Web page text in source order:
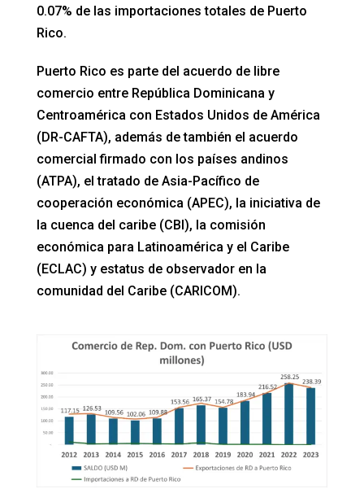
0.07% de las importaciones totales de Puerto
Rico.
Puerto Rico es parte del acuerdo de libre
comercio entre República Dominicana y
Centroamérica con Estados Unidos de América
(DR-CAFTA), además de también el acuerdo
comercial firmado con los países andinos
(ATPA), el tratado de Asia-Pacífico de
cooperación económica (APEC), la iniciativa de
la cuenca del caribe (CBI), la comisión
económica para Latinoamérica y el Caribe
(ECLAC) y estatus de observador en la
comunidad del Caribe (CARICOM).